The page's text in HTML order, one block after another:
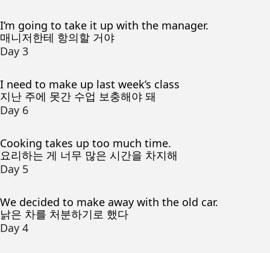
I’m going to take it up with the manager.
매니저한테 항의할 거야
Day 3
I need to make up last week’s class
지난 주에 못간 수업 보충해야 돼
Day 6
Cooking takes up too much time.
요리하는 게 너무 많은 시간을 차지해
Day 5
We decided to make away with the old car.
낡은 차를 처분하기로 했다
Day 4